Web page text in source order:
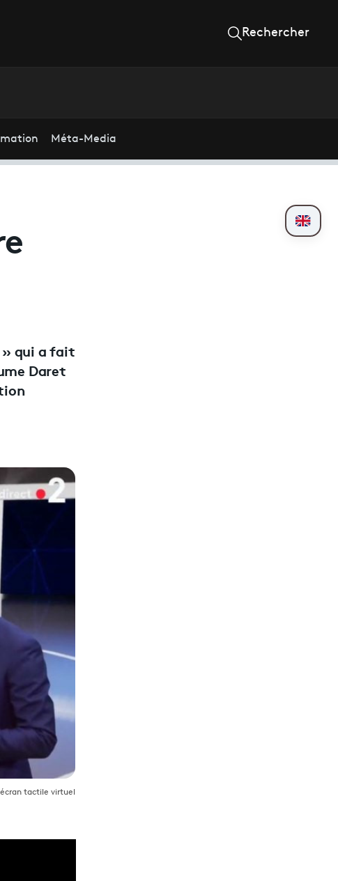
Rechercher
Méta-Media
» qui a fait
Daret
tactile virtuel